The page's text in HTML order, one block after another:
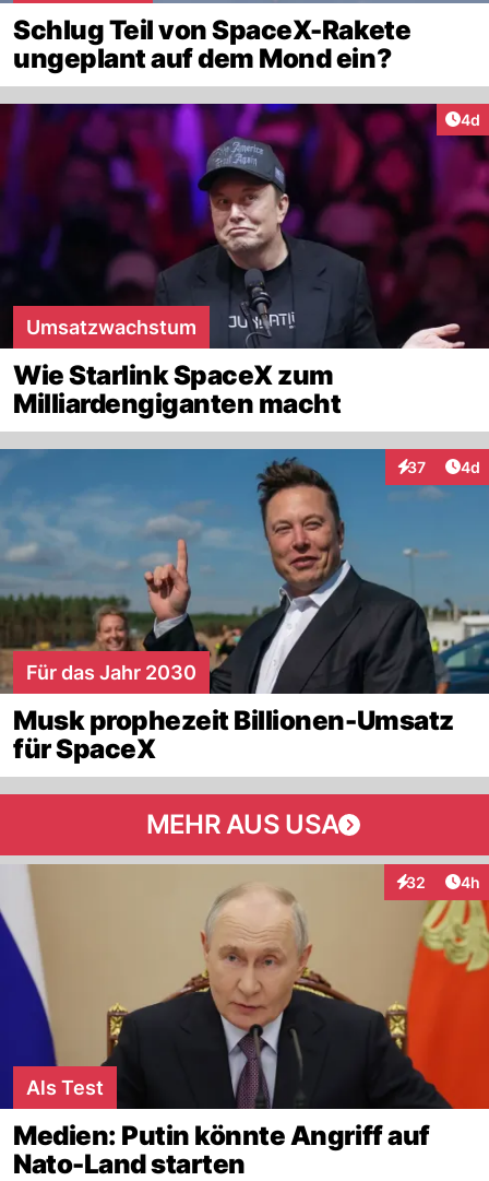
Schlug Teil von SpaceX-Rakete
ungeplant auf dem Mond ein?
4d
Umsatzwachstum
Wie Starlink SpaceX zum
Milliardengiganten macht
37
Interaktionen
4d
Für das Jahr 2030
Musk prophezeit Billionen-Umsatz
für SpaceX
MEHR AUS USA
32
Interaktionen
4h
Als Test
Medien: Putin könnte Angriff auf
Nato-Land starten